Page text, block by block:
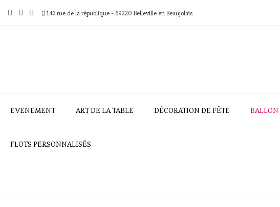
143 rue de la république - 69220 Belleville en Beaujolais
EVENEMENT ART DE LA TABLE DÉCORATION DE FÊTE BALLON
FLOTS PERSONNALISÉS